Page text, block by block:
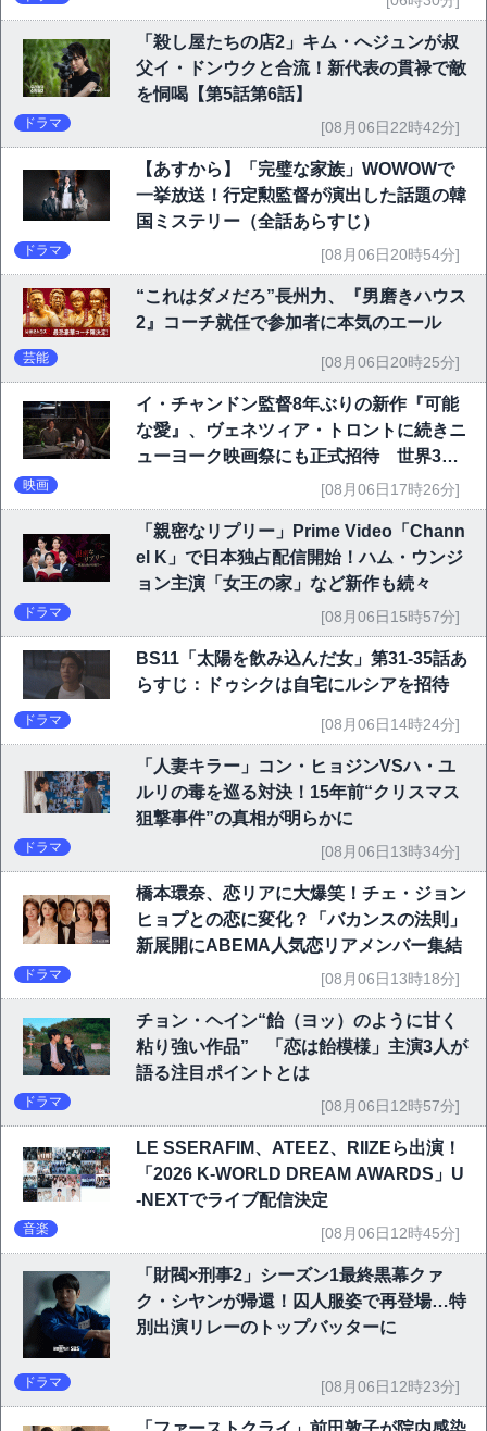
「殺し屋たちの店2」キム・へジュンが叔
父イ・ドンウクと合流！新代表の貫禄で敵
を恫喝【第5話第6話】
ドラマ [08月06日22時42分]
【あすから】「完璧な家族」WOWOWで
一挙放送！行定勲監督が演出した話題の韓
国ミステリー（全話あらすじ）
ドラマ [08月06日20時54分]
“これはダメだろ”長州力、『男磨きハウス
2』コーチ就任で参加者に本気のエール
芸能 [08月06日20時25分]
イ・チャンドン監督8年ぶりの新作『可能
な愛』、ヴェネツィア・トロントに続きニ
ューヨーク映画祭にも正式招待 世界3大
映画祭で快挙｜Netflix映画
映画 [08月06日17時26分]
「親密なリプリー」Prime Video「Chann
el K」で日本独占配信開始！ハム・ウンジ
ョン主演「女王の家」など新作も続々
ドラマ [08月06日15時57分]
BS11「太陽を飲み込んだ女」第31-35話あ
らすじ：ドゥシクは自宅にルシアを招待
ドラマ [08月06日14時24分]
「人妻キラー」コン・ヒョジンVSハ・ユ
ルリの毒を巡る対決！15年前“クリスマス
狙撃事件”の真相が明らかに
ドラマ [08月06日13時34分]
橋本環奈、恋リアに大爆笑！チェ・ジョン
ヒョプとの恋に変化？「バカンスの法則」
新展開にABEMA人気恋リアメンバー集結
ドラマ [08月06日13時18分]
チョン・ヘイン“飴（ヨッ）のように甘く
粘り強い作品” 「恋は飴模様」主演3人が
語る注目ポイントとは
ドラマ [08月06日12時57分]
LE SSERAFIM、ATEEZ、RIIZEら出演！
「2026 K-WORLD DREAM AWARDS」U
-NEXTでライブ配信決定
音楽 [08月06日12時45分]
「財閥×刑事2」シーズン1最終黒幕クァ
ク・シヤンが帰還！囚人服姿で再登場…特
別出演リレーのトップバッターに
ドラマ [08月06日12時23分]